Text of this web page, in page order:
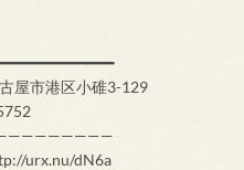
屋市港区小碓3-129
urx.nu/dN6a